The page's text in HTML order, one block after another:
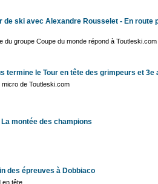
de ski avec Alexandre Rousselet - En route
du groupe Coupe du monde répond à Toutleski.com
termine le Tour en tête des grimpeurs et 3e
de Toutleski.com
montée des champions
des épreuves à Dobbiaco
en tête.